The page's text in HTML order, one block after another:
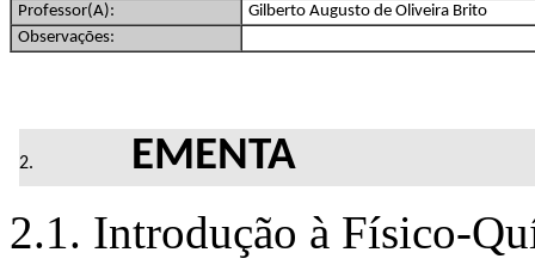
Professor(A):
Gilberto Augusto de Oliveira Brito
Observações:
EMENTA
2.1. Introdução à Físico-